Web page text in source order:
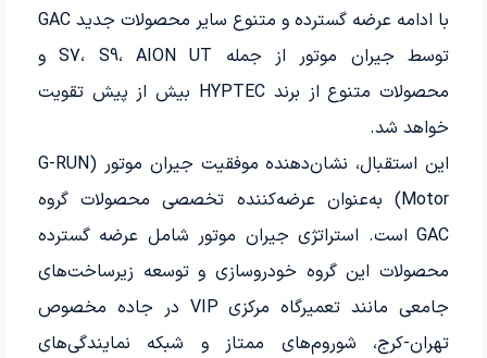
با ادامه عرضه گسترده و متنوع سایر محصولات جدید GAC
توسط جیران موتور از جمله S7، S9، AION UT و
محصولات متنوع از برند HYPTEC بیش از پیش تقویت
خواهد شد.
این استقبال، نشان‌دهنده موفقیت جیران موتور (G-RUN
Motor) به‌عنوان عرضه‌کننده تخصصی محصولات گروه
GAC است. استراتژی جیران موتور شامل عرضه گسترده
محصولات این گروه خودروسازی و توسعه زیرساخت‌های
جامعی مانند تعمیرگاه مرکزی VIP در جاده مخصوص
تهران-کرج، شوروم‌های ممتاز و شبکه نمایندگی‌های